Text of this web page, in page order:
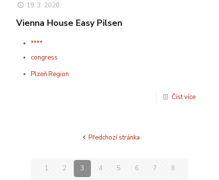
19. 3. 2020
Vienna House Easy Pilsen
****
congress
Plzeň Region
Číst více
Předchozí stránka
1 2 3 4 5 6 7
8